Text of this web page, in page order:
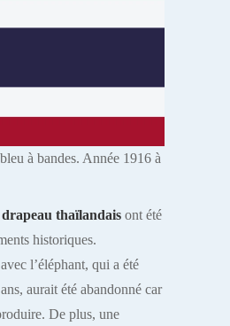
à bandes. Année 1916 à
drapeau thaïlandais ont été
historiques.
l’éléphant, qui a été
aurait été abandonné car
De plus, une